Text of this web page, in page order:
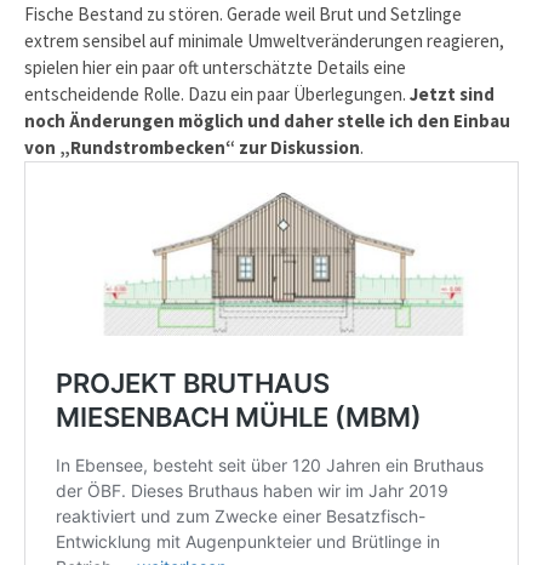
Fische Bestand zu stören. Gerade weil Brut und Setzlinge
extrem sensibel auf minimale Umweltveränderungen reagieren,
spielen hier ein paar oft unterschätzte Details eine
entscheidende Rolle. Dazu ein paar Überlegungen. Jetzt sind
noch Änderungen möglich und daher stelle ich den Einbau
von „Rundstrombecken“ zur Diskussion.